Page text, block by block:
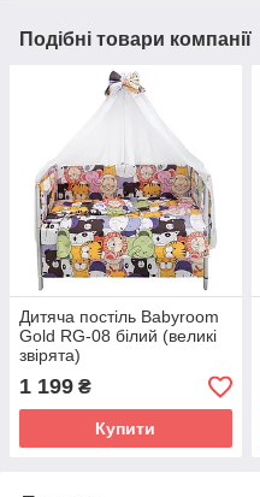
Подібні товари компанії
Дитяча постіль Babyroom
Gold RG-08 білий (великі
звірята)
1 199 ₴
Купити